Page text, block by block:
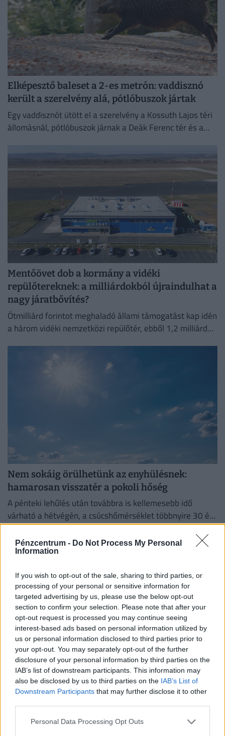
Pénzcentrum - Do Not Process My Personal
Information
If you wish to opt-out of the sale, sharing to third parties, or
processing of your personal or sensitive information for
targeted advertising by us, please use the below opt-out
section to confirm your selection. Please note that after your
opt-out request is processed you may continue seeing
interest-based ads based on personal information utilized by
us or personal information disclosed to third parties prior to
your opt-out. You may separately opt-out of the further
disclosure of your personal information by third parties on the
IAB’s list of downstream participants. This information may
also be disclosed by us to third parties on the IAB’s List of
Downstream Participants that may further disclose it to other
Personal Data Processing Opt Outs
Elképesztő baleset a 2-es metrón: vaddisznó
került a szerelvény alá, pótlóbuszok jártak
Egy vaddisznót ütött el a szerelvény a Kossuth Lajos téri
állomásnál, pótlóbuszok járnak a Deák Ferenc tér és a
Mentőövet dob a kormány a vidéki
repülőtereknek: a milliárdokból újraindulhat a
nagy járatbővítés?
Ötmilliárd forintot meghaladó állami támogatást kap idén
a három vidéki nemzetközi repülőtér, ebből 1,2 milliárd
Nem sokáig örülhetünk az enyhülésnek:
hamarosan visszatér a pokoli hőség
A pénteki lehűlés után továbbra is kellemesebb idő
várható a hétvégén, a csúcshőmérséklet többnyire 30 és
35 fok között alakul.
Szombat reggeli túlélőcsomag: időjárás, hírek,
árfolyamok, névnap (2026. augusztus 8.)
A Pénzcentrum 2026. augusztus 8.-i hírösszefoglalója,
deviza árfolyamai, az EuroJackpot nyerőszámai, heti
akciók és várható időjárás egy helyen!